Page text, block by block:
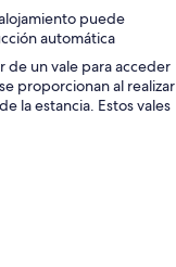
puede
automática
de un vale para acceder
proporcionan al realizar
la estancia. Estos vales